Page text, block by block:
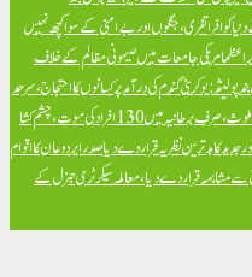
کو افراتفری، جنگوں اور بےامنی کے سوا کچھ نہیں
امریکی جامعات میں صیہونی مظالم کے خلاف
پولینڈ: یوکرینی گندم کی درآمد پر کسانوں کا احتجاج، سرحد
خود کشی کے لیے آن لائن سہولت، بین الاقوامی نیٹ ورک ملوث، صرف برطانیہ میں 130 افراد کی موت، چشم کشا
کا بدترین نظریہ قرار دے دیاصدر ایردوعان کا اقوام
مشابہہ قرار دے دیا، معاملہ سیکرٹری جنرل کے